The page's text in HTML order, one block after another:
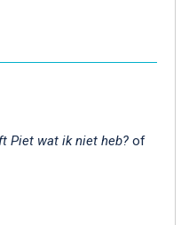
Piet wat ik niet heb? of